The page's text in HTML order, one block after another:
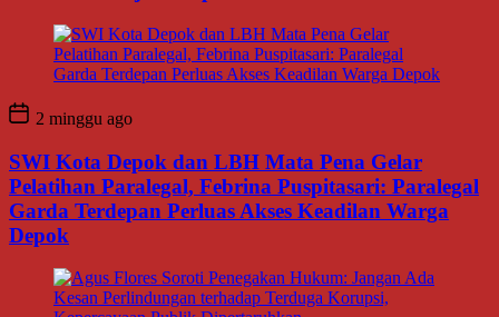
2 minggu ago
SWI Kota Depok dan LBH Mata Pena Gelar
Pelatihan Paralegal, Febrina Puspitasari: Paralegal
Garda Terdepan Perluas Akses Keadilan Warga
Depok